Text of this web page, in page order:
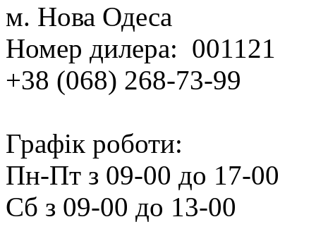
м. Нова Одеса
Номер дилера: 001121
+38 (068) 268‑73‑99
Графік роботи:
Пн‑Пт з 09‑00 до 17‑00
Сб з 09‑00 до 13‑00